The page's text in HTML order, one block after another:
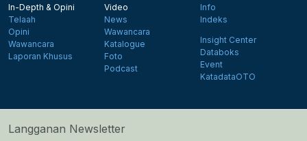
In-Depth & Opini
Telaah
Opini
Wawancara
Laporan Khusus
Video
News
Wawancara
Katalogue
Foto
Podcast
Info
Indeks
Insight Center
Databoks
Event
KatadataOTO
Langganan Newsletter